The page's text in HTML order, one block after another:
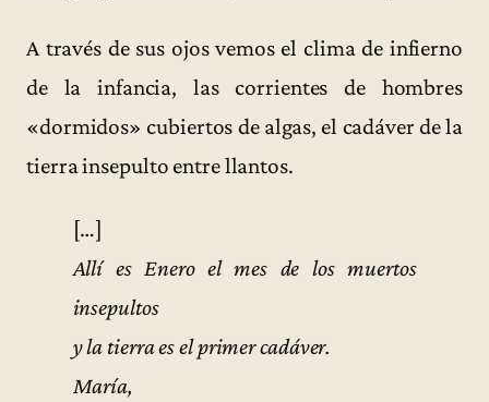
A través de sus ojos vemos el clima de infierno
de la infancia, las corrientes de hombres
«dormidos» cubiertos de algas, el cadáver de la
tierra insepulto entre llantos.
[…]
Allí es Enero el mes de los muertos
insepultos
y la tierra es el primer cadáver.
María,